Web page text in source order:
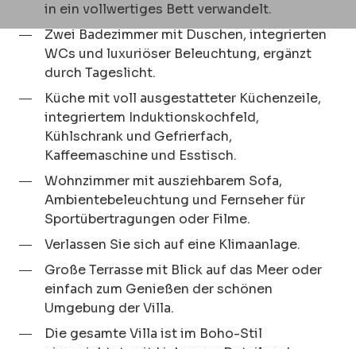
in ein vollwertiges Bett verwandelt.
Zwei Badezimmer mit Duschen, integrierten
WCs und luxuriöser Beleuchtung, ergänzt
durch Tageslicht.
Küche mit voll ausgestatteter Küchenzeile,
integriertem Induktionskochfeld,
Kühlschrank und Gefrierfach,
Kaffeemaschine und Esstisch.
Wohnzimmer mit ausziehbarem Sofa,
Ambientebeleuchtung und Fernseher für
Sportübertragungen oder Filme.
Verlassen Sie sich auf eine Klimaanlage.
Große Terrasse mit Blick auf das Meer oder
einfach zum Genießen der schönen
Umgebung der Villa.
Die gesamte Villa ist im Boho-Stil